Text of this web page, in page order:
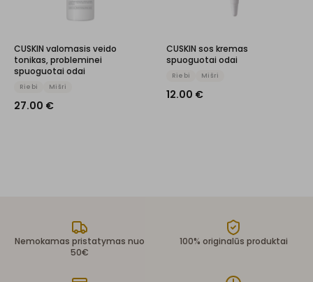
CUSKIN valomasis veido
tonikas, probleminei
spuoguotai odai
Riebi Mišri
27.00 €
CUSKIN sos kremas
spuoguotai odai
Riebi Mišri
12.00 €
Nemokamas pristatymas nuo
50€
100% originalūs produktai